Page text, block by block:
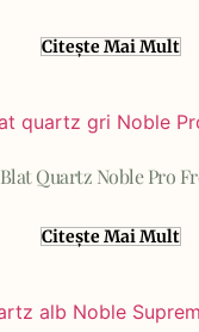
Citește Mai Mult
Blat Quartz Noble Pro
Citește Mai Mult